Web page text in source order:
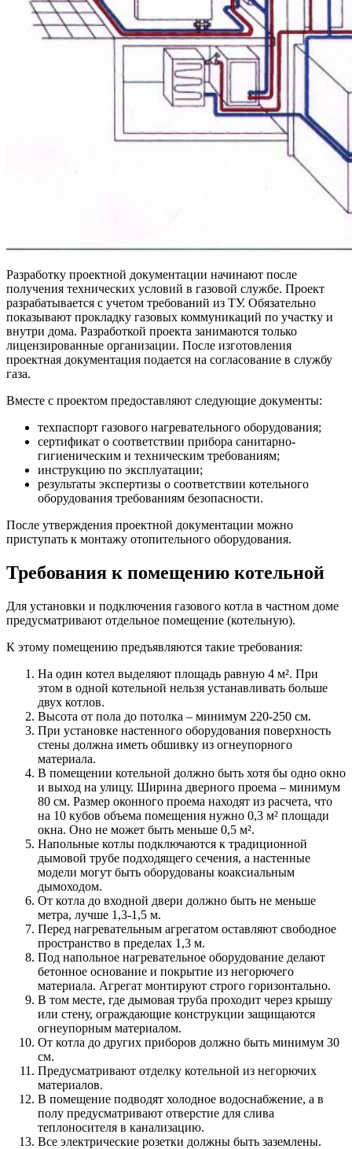
Разработку проектной документации начинают после
получения технических условий в газовой службе. Проект
разрабатывается с учетом требований из ТУ. Обязательно
показывают прокладку газовых коммуникаций по участку и
внутри дома. Разработкой проекта занимаются только
лицензированные организации. После изготовления
проектная документация подается на согласование в службу
газа.
Вместе с проектом предоставляют следующие документы:
техпаспорт газового нагревательного оборудования;
сертификат о соответствии прибора санитарно-
гигиеническим и техническим требованиям;
инструкцию по эксплуатации;
результаты экспертизы о соответствии котельного
оборудования требованиям безопасности.
После утверждения проектной документации можно
приступать к монтажу отопительного оборудования.
Требования к помещению котельной
Для установки и подключения газового котла в частном доме
предусматривают отдельное помещение (котельную).
К этому помещению предъявляются такие требования:
На один котел выделяют площадь равную 4 м². При
этом в одной котельной нельзя устанавливать больше
двух котлов.
Высота от пола до потолка – минимум 220-250 см.
При установке настенного оборудования поверхность
стены должна иметь обшивку из огнеупорного
материала.
В помещении котельной должно быть хотя бы одно окно
и выход на улицу. Ширина дверного проема – минимум
80 см. Размер оконного проема находят из расчета, что
на 10 кубов объема помещения нужно 0,3 м² площади
окна. Оно не может быть меньше 0,5 м².
Напольные котлы подключаются к традиционной
дымовой трубе подходящего сечения, а настенные
модели могут быть оборудованы коаксиальным
дымоходом.
От котла до входной двери должно быть не меньше
метра, лучше 1,3-1,5 м.
Перед нагревательным агрегатом оставляют свободное
пространство в пределах 1,3 м.
Под напольное нагревательное оборудование делают
бетонное основание и покрытие из негорючего
материала. Агрегат монтируют строго горизонтально.
В том месте, где дымовая труба проходит через крышу
или стену, ограждающие конструкции защищаются
огнеупорным материалом.
От котла до других приборов должно быть минимум 30
см.
Предусматривают отделку котельной из негорючих
материалов.
В помещение подводят холодное водоснабжение, а в
полу предусматривают отверстие для слива
теплоносителя в канализацию.
Все электрические розетки должны быть заземлены.